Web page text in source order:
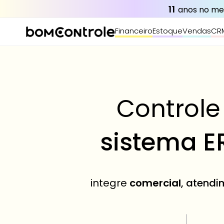
11 anos no
FinanceiroEstoqueVendas
sistema
integre comercial,